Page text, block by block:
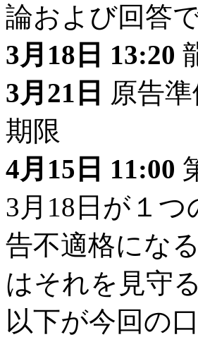
論および回答
3月18日 13:20
3月21日 原告
期限
4月15日 11:00
3月18日が１
告不適格にな
はそれを見守
以下が今回の